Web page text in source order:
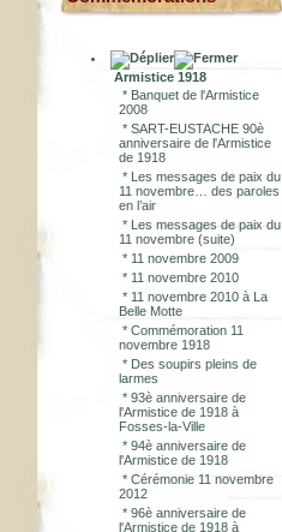
Armistice 1918
* Banquet de l'Armistice
2008
* SART-EUSTACHE 90è
anniversaire de l'Armistice
de 1918
* Les messages de paix du
11 novembre… des paroles
en l’air
* Les messages de paix du
11 novembre (suite)
* 11 novembre 2009
* 11 novembre 2010
* 11 novembre 2010 à La
Belle Motte
* Commémoration 11
novembre 1918
* Des soupirs pleins de
larmes
* 93è anniversaire de
l'Armistice de 1918 à
Fosses-la-Ville
* 94è anniversaire de
l'Armistice de 1918
* Cérémonie 11 novembre
2012
* 96è anniversaire de
l'Armistice de 1918 à